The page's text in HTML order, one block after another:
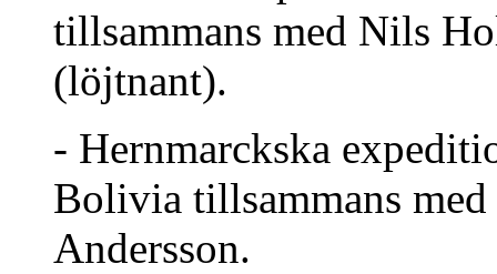
tillsammans med Nils
(löjtnant).
- Hernmarckska
Bolivia tillsammans
Andersson.